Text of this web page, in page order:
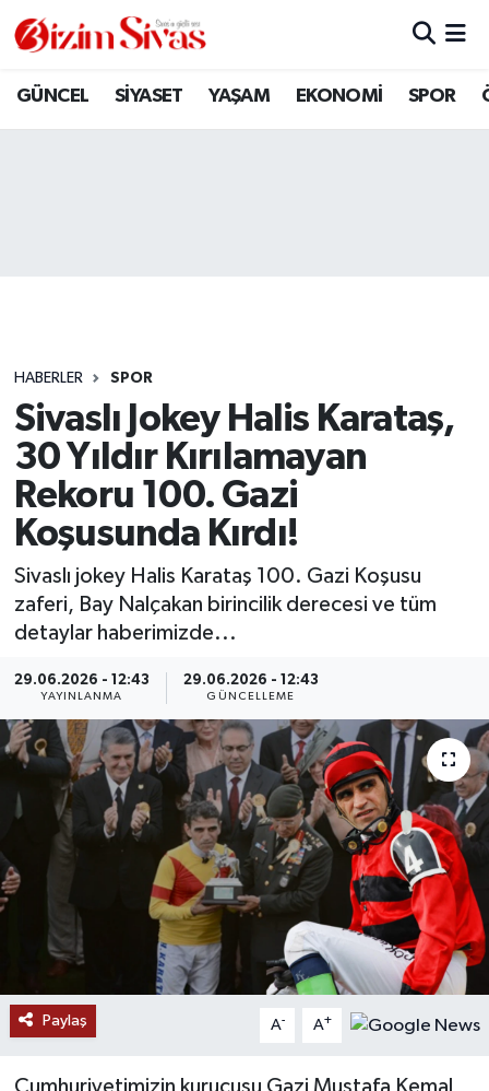
GÜNCEL SİYASET YAŞAM EKONOMİ SPOR
HABERLER SPOR
Sivaslı Jokey Halis Karataş,
30 Yıldır Kırılamayan
Rekoru 100. Gazi
Koşusunda Kırdı!
Sivaslı jokey Halis Karataş 100. Gazi Koşusu
zaferi, Bay Nalçakan birincilik derecesi ve tüm
detaylar haberimizde...
29.06.2026 - 12:43
YAYINLANMA
29.06.2026 - 12:43
GÜNCELLEME
Paylaş A- A+
Cumhuriyetimizin kurucusu Gazi Mustafa Kemal
ARAMIZDAN AYRILANLAR
GÜNCEL
KÜLTÜR
MAGAZİN
ÖZEL HABER
RESMİ İLANLAR
SAĞLIK
SİYASET
SOSYAL YARDIMLAR
SPONSORLU YAZI
SPOR
TEKNOLOJİ
YAŞAM
Sivas Nöbetçi Eczaneler
Son Dakika Haberleri
Haber Arşivi